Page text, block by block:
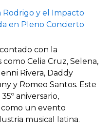
Rodrigo y el Impacto
en Pleno Concierto
con la
Celia Cruz, Selena,
Rivera, Daddy
y Romeo Santos. Este
aniversario,
un evento
musical latina.